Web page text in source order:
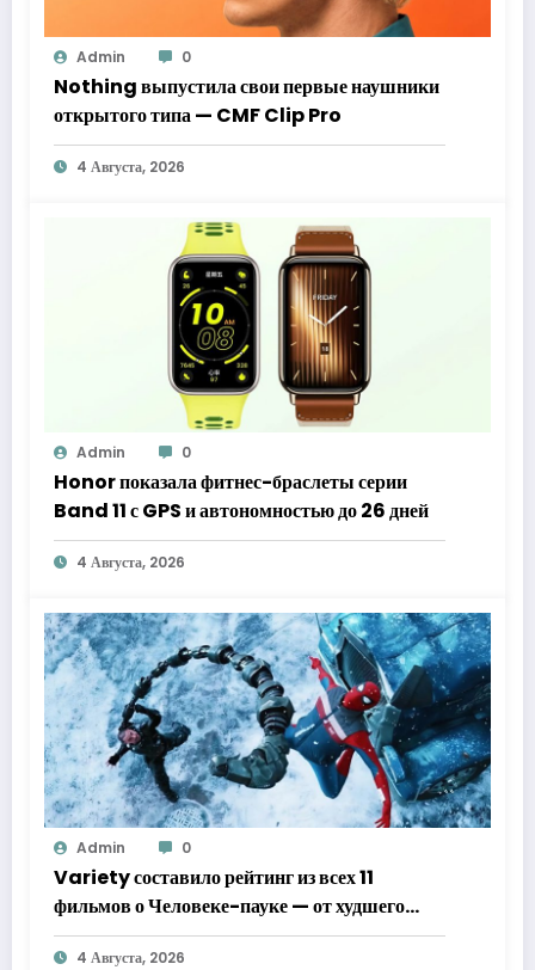
Admin 0
Nothing выпустила свои первые наушники
открытого типа — CMF Clip Pro
4 Августа, 2026
Admin 0
Honor показала фитнес-браслеты серии
Band 11 с GPS и автономностью до 26 дней
4 Августа, 2026
Admin 0
Variety составило рейтинг из всех 11
фильмов о Человеке-пауке — от худшего
к лучшему
4 Августа, 2026